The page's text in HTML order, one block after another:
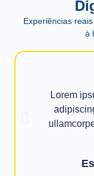
Experiências
à
Lorem